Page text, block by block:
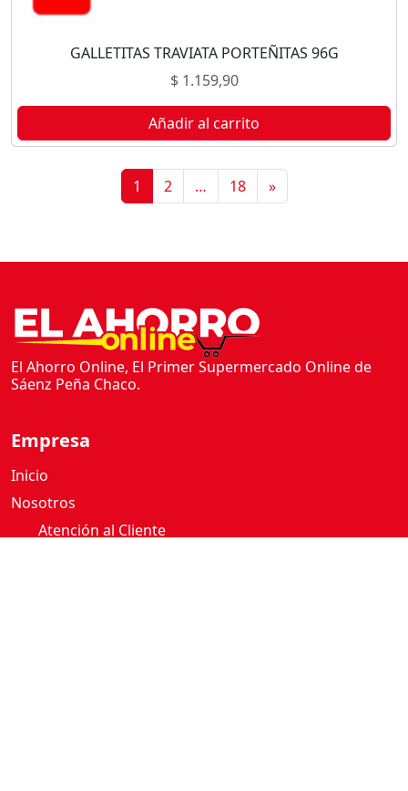
GALLETITAS TRAVIATA PORTEÑITAS 96G
$1.159,90
Añadir al carrito
1 2 … 18 »
El Ahorro Online, El Primer Supermercado Online de
Sáenz Peña Chaco.
Empresa
Inicio
Nosotros
Atención al Cliente